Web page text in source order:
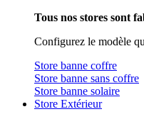
Tous nos stores sont
Configurez le modèle
Store banne coffre
Store banne sans coffre
Store banne solaire
Store Extérieur